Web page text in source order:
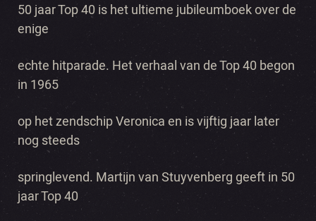
50 jaar Top 40 is het ultieme jubileumboek over de
enige
echte hitparade. Het verhaal van de Top 40 begon
in 1965
op het zendschip Veronica en is vijftig jaar later
nog steeds
springlevend. Martijn van Stuyvenberg geeft in 50
jaar Top 40